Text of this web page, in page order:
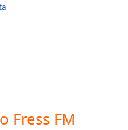
Fress FM